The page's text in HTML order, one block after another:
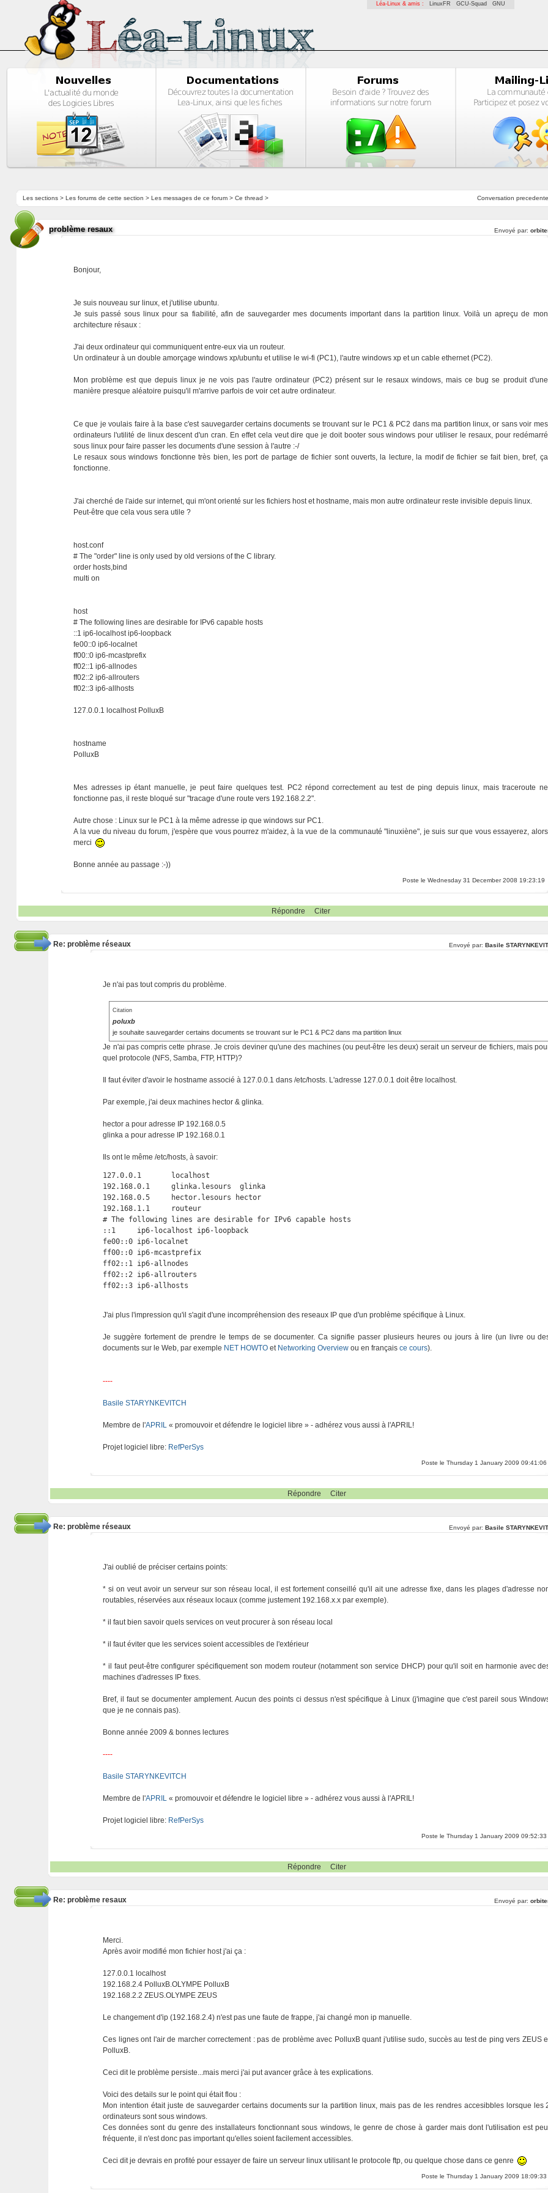
Léa-Linux & amis : LinuxFR GCU-Squad GNU
Conversation precedente
Les sections> Les forums de cette section > Les messages de ce forum> Ce thread >
problème resaux Envoyé par:
Bonjour,
Je suis nouveau sur linux, et j'utilise ubuntu.
Je suis passé sous linux pour sa fiabilité, afin de sauvegarder mes documents important dans la partition linux. Voilà un apreçu de mon
architecture résaux :
J'ai deux ordinateur qui communiquent entre-eux via un routeur.
Un ordinateur à un double amorçage windows xp/ubuntu et utilise le wi-fi (PC1), l'autre windows xp et un cable ethernet (PC2).
Mon problème est que depuis linux je ne vois pas l'autre ordinateur (PC2) présent sur le resaux windows, mais ce bug se produit d'une
manière presque aléatoire puisqu'il m'arrive parfois de voir cet autre ordinateur.
Ce que je voulais faire à la base c'est sauvegarder certains documents se trouvant sur le PC1 & PC2 dans ma partition linux, or sans voir mes
ordinateurs l'utilité de linux descent d'un cran. En effet cela veut dire que je doit booter sous windows pour utiliser le resaux, pour redémarré
sous linux pour faire passer les documents d'une session à l'autre :-/
Le resaux sous windows fonctionne très bien, les port de partage de fichier sont ouverts, la lecture, la modif de fichier se fait bien, bref, ça
fonctionne.
J'ai cherché de l'aide sur internet, qui m'ont orienté sur les fichiers host et hostname, mais mon autre ordinateur reste invisible depuis linux.
Peut-être que cela vous sera utile ?
host.conf
# The "order" line is only used by old versions of the C library.
order hosts,bind
multi on
host
# The following lines are desirable for IPv6 capable hosts
::1 ip6-localhost ip6-loopback
fe00::0 ip6-localnet
ff00::0 ip6-mcastprefix
ff02::1 ip6-allnodes
ff02::2 ip6-allrouters
ff02::3 ip6-allhosts
127.0.0.1 localhost PolluxB
hostname
PolluxB
Mes adresses ip étant manuelle, je peut faire quelques test. PC2 répond correctement au test de ping depuis linux, mais traceroute ne
fonctionne pas, il reste bloqué sur "tracage d'une route vers 192.168.2.2".
Autre chose : Linux sur le PC1 à la même adresse ip que windows sur PC1.
A la vue du niveau du forum, j'espère que vous pourrez m'aidez, à la vue de la communauté "linuxiène", je suis sur que vous essayerez, alors
merci
Bonne année au passage :-))
Poste le Wednesday 31 December 2008 19:23:19
Répondre Citer
Re: problème réseaux Envoyé par: Basile
Je n'ai pas tout compris du problème.
Citation
poluxb
je souhaite sauvegarder certains documents se trouvant sur le PC1 & PC2 dans ma partition linux
Je n'ai pas compris cette phrase. Je crois deviner qu'une des machines (ou peut-être les deux) serait un serveur de fichiers, mais
quel protocole (NFS, Samba, FTP, HTTP)?
Il faut éviter d'avoir le hostname associé à 127.0.0.1 dans /etc/hosts. L'adresse 127.0.0.1 doit être localhost.
Par exemple, j'ai deux machines hector & glinka.
hector a pour adresse IP 192.168.0.5
glinka a pour adresse IP 192.168.0.1
Ils ont le même /etc/hosts, à savoir:
127.0.0.1       localhost
192.168.0.1	glinka.lesours	glinka
192.168.0.5     hector.lesours hector
192.168.1.1     routeur
# The following lines are desirable for IPv6 capable hosts
::1     ip6-localhost ip6-loopback
fe00::0 ip6-localnet
ff00::0 ip6-mcastprefix
ff02::1 ip6-allnodes
ff02::2 ip6-allrouters
ff02::3 ip6-allhosts
J'ai plus l'impression qu'il s'agit d'une incompréhension des reseaux IP que d'un problème spécifique à Linux.
Je suggère fortement de prendre le temps de se documenter. Ca signifie passer plusieurs heures ou jours à lire (un livre ou
documents sur le Web, par exemple NET HOWTO et Networking Overview ou en françaisce cours).
----
Basile STARYNKEVITCH
Membre de l'APRIL « promouvoir et défendre le logiciel libre » - adhérez vous aussi à l'APRIL!
Projet logiciel libre: RefPerSys
Poste le Thursday 1 January 2009 09:41:06
Répondre Citer
Re: problème réseaux Envoyé par: Basile
J'ai oublié de préciser certains points:
* si on veut avoir un serveur sur son réseau local, il est fortement conseillé qu'il ait une adresse fixe, dans les plages d'adresse
routables, réservées aux réseaux locaux (comme justement 192.168.x.x par exemple).
* il faut bien savoir quels services on veut procurer à son réseau local
* il faut éviter que les services soient accessibles de l'extérieur
* il faut peut-être configurer spécifiquement son modem routeur (notamment son service DHCP) pour qu'il soit en harmonie avec
machines d'adresses IP fixes.
Bref, il faut se documenter amplement. Aucun des points ci dessus n'est spécifique à Linux (j'imagine que c'est pareil sous
que je ne connais pas).
Bonne année 2009 & bonnes lectures
----
Basile STARYNKEVITCH
Membre de l'APRIL « promouvoir et défendre le logiciel libre » - adhérez vous aussi à l'APRIL!
Projet logiciel libre: RefPerSys
Poste le Thursday 1 January 2009 09:52:33
Répondre Citer
Re: problème resaux Envoyé par:
Merci.
Après avoir modifié mon fichier host j'ai ça :
127.0.0.1 localhost
192.168.2.4 PolluxB.OLYMPE PolluxB
192.168.2.2 ZEUS.OLYMPE ZEUS
Le changement d'ip (192.168.2.4) n'est pas une faute de frappe, j'ai changé mon ip manuelle.
Ces lignes ont l'air de marcher correctement : pas de problème avec PolluxB quant j'utilise sudo, succès au test de ping vers ZEUS
PolluxB.
Ceci dit le problème persiste...mais merci j'ai put avancer grâce à tes explications.
Voici des details sur le point qui était flou :
Mon intention était juste de sauvegarder certains documents sur la partition linux, mais pas de les rendres accesibbles lorsque les
ordinateurs sont sous windows.
Ces données sont du genre des installateurs fonctionnant sous windows, le genre de chose à garder mais dont l'utilisation est
fréquente, il n'est donc pas important qu'elles soient facilement accessibles.
Ceci dit je devrais en profité pour essayer de faire un serveur linux utilisant le protocole ftp, ou quelque chose dans ce genre
Poste le Thursday 1 January 2009 18:09:33